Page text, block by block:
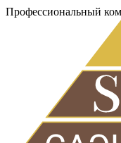
Профессиональный